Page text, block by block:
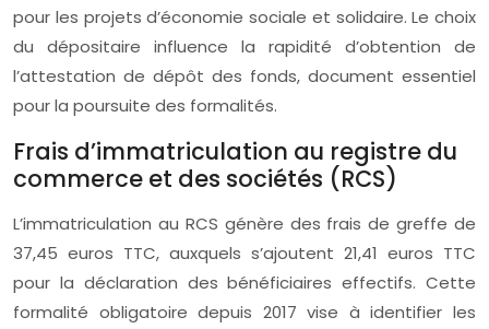
pour les projets d’économie sociale et solidaire. Le choix
du dépositaire influence la rapidité d’obtention de
l’attestation de dépôt des fonds, document essentiel
pour la poursuite des formalités.
Frais d’immatriculation au registre du
commerce et des sociétés (RCS)
L’immatriculation au RCS génère des frais de greffe de
37,45 euros TTC, auxquels s’ajoutent 21,41 euros TTC
pour la déclaration des bénéficiaires effectifs. Cette
formalité obligatoire depuis 2017 vise à identifier les